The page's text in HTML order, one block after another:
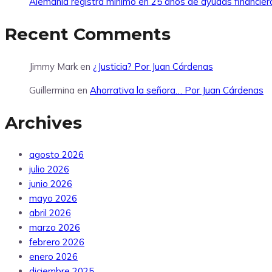
Recent Comments
Jimmy Mark en ¿Justicia? Por Juan Cárdenas
Guillermina en Ahorrativa la señora… Por Juan Cárdenas
Archives
agosto 2026
julio 2026
junio 2026
mayo 2026
abril 2026
marzo 2026
febrero 2026
enero 2026